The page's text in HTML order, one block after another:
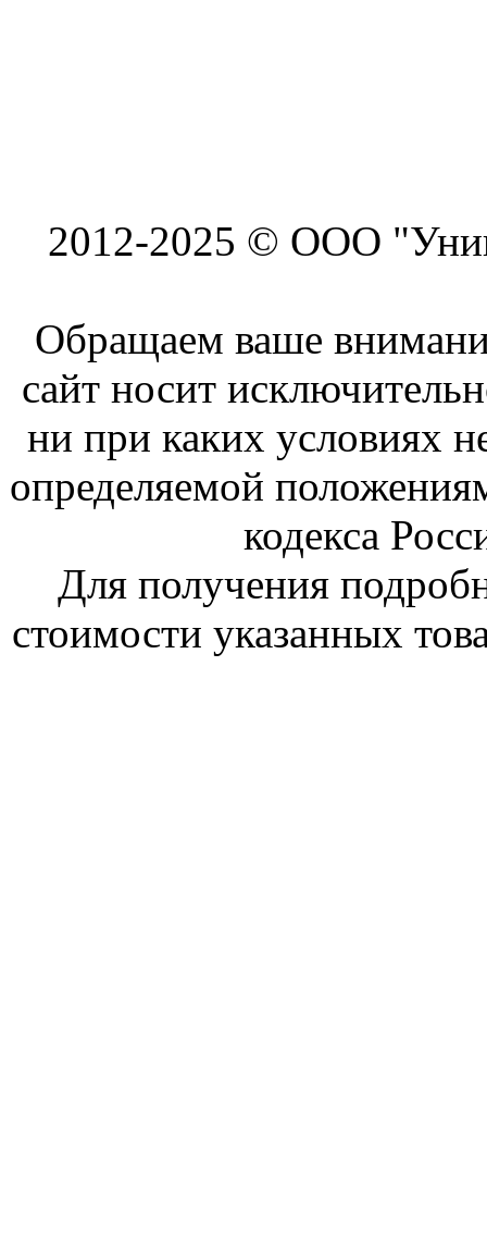
2012-2025 © ООО
Обращаем ваше
сайт носит
ни при каких условиях
определяемой
кодекса
Для получения
стоимости указанных